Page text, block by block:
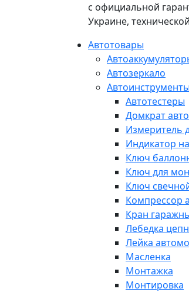
с официальной
Украине,
Автотовары
Автозеркало
Автоинструменты
Автотестеры
Домкрат
Измеритель
Индикатор
Ключ
Ключ для
Ключ
Компрессор
Кран
Лебедка
Лейка
Масленка
Монтажка
Монтировка